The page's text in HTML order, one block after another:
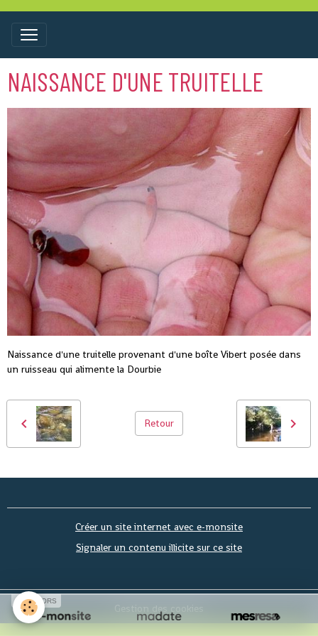
NAISSANCE D'UNE TRUITELLE
Naissance d'une truitelle provenant d'une boîte Vibert posée dans
un ruisseau qui alimente la Dourbie
Retour
Créer un site internet avec e-monsite
Signaler un contenu illicite sur ce site
Gestion des cookies
SPONSORS